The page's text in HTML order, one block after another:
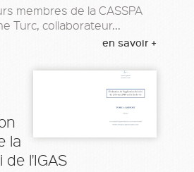
membres de la CASSPA
Turc, collaborateur...
en savoir +
la
de l'IGAS